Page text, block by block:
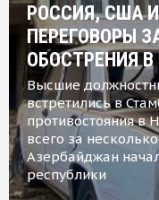
РОССИЯ, США
ПЕРЕГОВОРЫ
ОБОСТРЕНИЯ
Высшие
встретились в
противостояния в
всего за
Азербайджан
республики